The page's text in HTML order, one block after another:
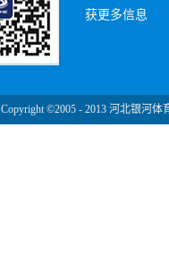
获更多信息
Copyright ©2005 - 2013 河北银河体